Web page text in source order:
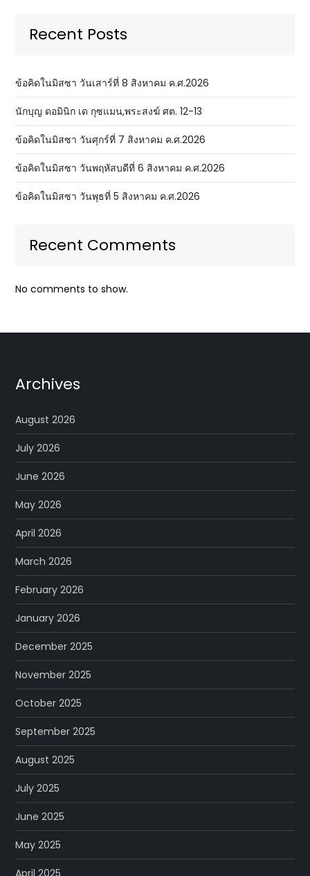
Recent Posts
ข้อคิดในมิสซา วันเสาร์ที่ 8 สิงหาคม ค.ศ.2026
นักบุญ ดอมินิก เด กุซแมน,พระสงฆ์ ศต. 12-13
ข้อคิดในมิสซา วันศุกร์ที่ 7 สิงหาคม ค.ศ.2026
ข้อคิดในมิสซา วันพฤหัสบดีที่ 6 สิงหาคม ค.ศ.2026
ข้อคิดในมิสซา วันพุธที่ 5 สิงหาคม ค.ศ.2026
Recent Comments
No comments to show.
Archives
August 2026
July 2026
June 2026
May 2026
April 2026
March 2026
February 2026
January 2026
December 2025
November 2025
October 2025
September 2025
August 2025
July 2025
June 2025
May 2025